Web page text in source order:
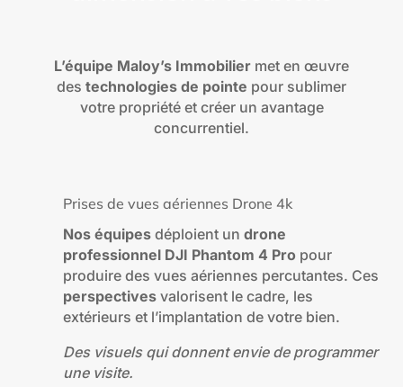
L’équipe Maloy’s Immobilier met en œuvre
des technologies de pointe pour sublimer
votre propriété et créer un avantage
concurrentiel.
Prises de vues aériennes Drone 4k
Nos équipesdéploient un drone
professionnel DJI Phantom 4 Pro pour
produire des vues aériennes percutantes. Ces
perspectivesvalorisent le cadre, les
extérieurs et l’implantation de votre bien.
Des visuels qui donnent envie de programmer
une visite.